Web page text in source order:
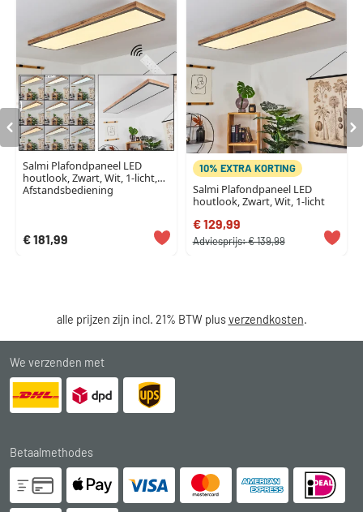
Salmi Plafondpaneel LED
houtlook, Zwart, Wit, 1-licht,
Afstandsbediening
€ 181,99
10% EXTRA KORTING
Salmi Plafondpaneel LED
houtlook, Zwart, Wit, 1-licht
€ 129,99
Adviesprijs:€ 139,99
alle prijzen zijn incl. 21% BTW plusverzendkosten.
We verzenden met
Betaalmethodes